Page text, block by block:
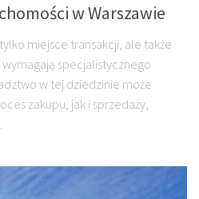
w Warszawie
miejsce transakcji, ale także
specjalistycznego
w tej dziedzinie może
zakupu, jak i sprzedaży,